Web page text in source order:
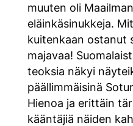
muuten oli
eläinkäsinukkeja.
kuitenkaan ostanut
majavaa!
teoksia näkyi
päällimmäisinä
Hienoa ja erittäin
kääntäjiä näiden